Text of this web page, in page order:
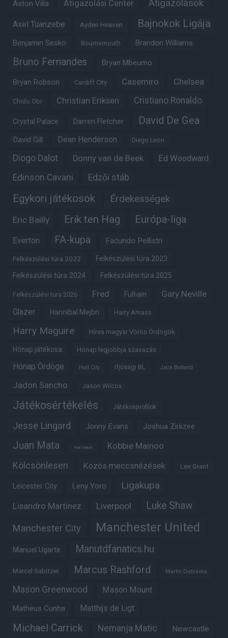
Aston Villa Átigazolási Center Átigazolások
Axel Tuanzebe Ayden Heaven Bajnokok Ligája
Benjamin Sesko Bournemouth Brandon Williams
Bruno Fernandes Bryan Mbeumo
Bryan Robson Cardiff City Casemiro Chelsea
Chido Obi Christian Eriksen Cristiano Ronaldo
Crystal Palace Darren Fletcher David De Gea
David Gill Dean Henderson Diego Leon
Diogo Dalot Donny van de Beek Ed Woodward
Edinson Cavani Edzői stáb
Egykori játékosok Érdekességek
Eric Bailly Erik ten Hag Európa-liga
Everton FA-kupa Facundo Pellistri
Felkészülési túra 2022 Felkészülési túra 2023
Felkészülési túra 2024 Felkészülési túra 2025
Felkészülési túra 2026 Fred Fulham Gary Neville
Glazer Hannibal Mejbri Harry Amass
Harry Maguire Híres magyar Vörös Ördögök
Hónap játékosa Hónap legjobbja szavazás
Hónap Ördöge Hull City Ifjúsági BL Jack Butland
Jadon Sancho Jason Wilcox
Játékosértékelés Játékosprofilok
Jesse Lingard Jonny Evans Joshua Zirkzee
Juan Mata Karl Darlow Kobbie Mainoo
Kölcsönlesen Közös meccsnézések Lee Grant
Leicester City Leny Yoro Ligakupa
Lisandro Martinez Liverpool Luke Shaw
Manchester City Manchester United
Manuel Ugarte Manutdfanatics.hu
Marcel Sabitzer Marcus Rashford Martin Dubravka
Mason Greenwood Mason Mount
Matheus Cunha Matthijs de Ligt
Michael Carrick Nemanja Matic Newcastle